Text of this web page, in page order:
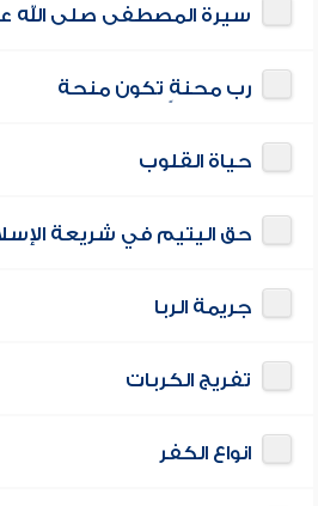
سيرة المصطفى صلى الله
رب محنةٍ تكون منحة
حياة القلوب
حق اليتيم في شريعة
جريمة الربا
تفريج الكربات
انواع الكفر